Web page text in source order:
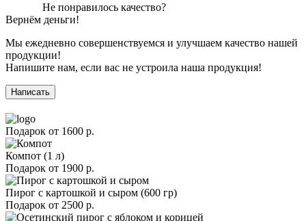
Не понравилось качество?
Вернём деньги!
Мы ежедневно совершенствуемся и улучшаем качество нашей
продукции!
Напишите нам, если вас не устроила наша продукция!
Написать
Подарок от 1600 р.
Компот (1 л)
Подарок от 1900 р.
Пирог с картошкой и сыром (600 гр)
Подарок от 2500 р.